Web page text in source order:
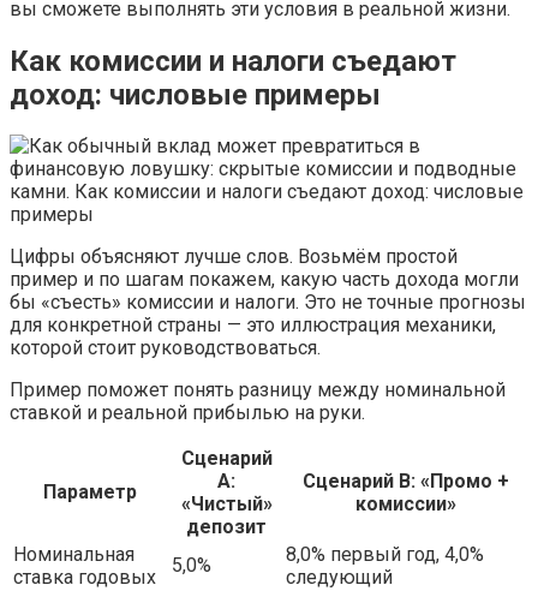
вы сможете выполнять эти условия в реальной жизни.
Как комиссии и налоги съедают
доход: числовые примеры
Цифры объясняют лучше слов. Возьмём простой
пример и по шагам покажем, какую часть дохода могли
бы «съесть» комиссии и налоги. Это не точные прогнозы
для конкретной страны — это иллюстрация механики,
которой стоит руководствоваться.
Пример поможет понять разницу между номинальной
ставкой и реальной прибылью на руки.
Параметр
Сценарий
А:
«Чистый»
депозит
Сценарий B: «Промо +
комиссии»
Номинальная
ставка годовых
5,0%
8,0% первый год, 4,0%
следующий